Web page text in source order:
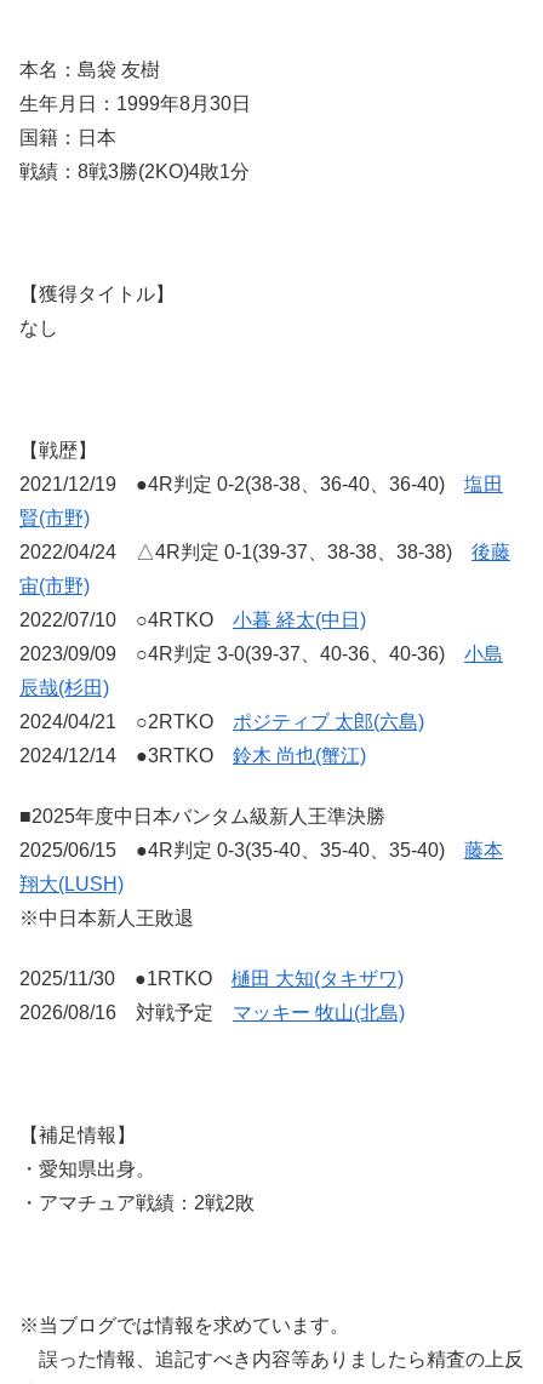
本名：島袋 友樹
生年月日：1999年8月30日
国籍：日本
戦績：8戦3勝(2KO)4敗1分
【獲得タイトル】
なし
【戦歴】
2021/12/19 ●4R判定 0-2(38-38、36-40、36-40) 塩田
賢(市野)
2022/04/24 △4R判定 0-1(39-37、38-38、38-38) 後藤
宙(市野)
2022/07/10 ○4RTKO 小暮 経太(中日)
2023/09/09 ○4R判定 3-0(39-37、40-36、40-36) 小島
辰哉(杉田)
2024/04/21 ○2RTKO ポジティブ 太郎(六島)
2024/12/14 ●3RTKO 鈴木 尚也(蟹江)
■2025年度中日本バンタム級新人王準決勝
2025/06/15 ●4R判定 0-3(35-40、35-40、35-40) 藤本
翔大(LUSH)
※中日本新人王敗退
2025/11/30 ●1RTKO 樋田 大知(タキザワ)
2026/08/16 対戦予定 マッキー 牧山(北島)
【補足情報】
・愛知県出身。
・アマチュア戦績：2戦2敗
※当ブログでは情報を求めています。
誤った情報、追記すべき内容等ありましたら精査の上反